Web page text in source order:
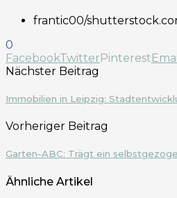
frantic00/
0
FacebookTwitterPinterestEmail
Nächster Beitrag
Immobilien in Leipzig:
Vorheriger Beitrag
Garten-ABC: Trägt ein
Ähnliche Artikel